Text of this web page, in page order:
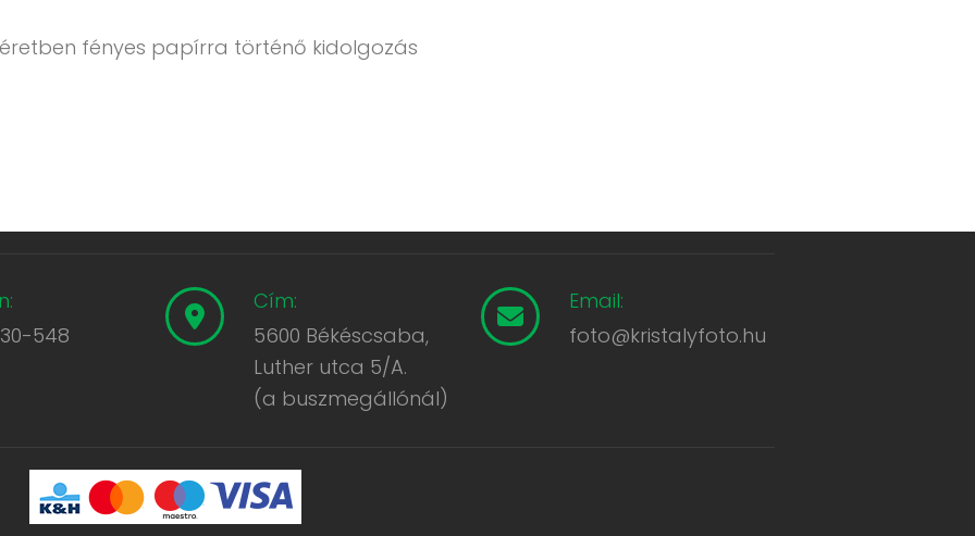
fényes papírra történő kidolgozás
548
Cím:
5600 Békéscsaba,
Luther utca 5/A.
(a buszmegállónál)
Email:
foto@kristalyfoto.hu